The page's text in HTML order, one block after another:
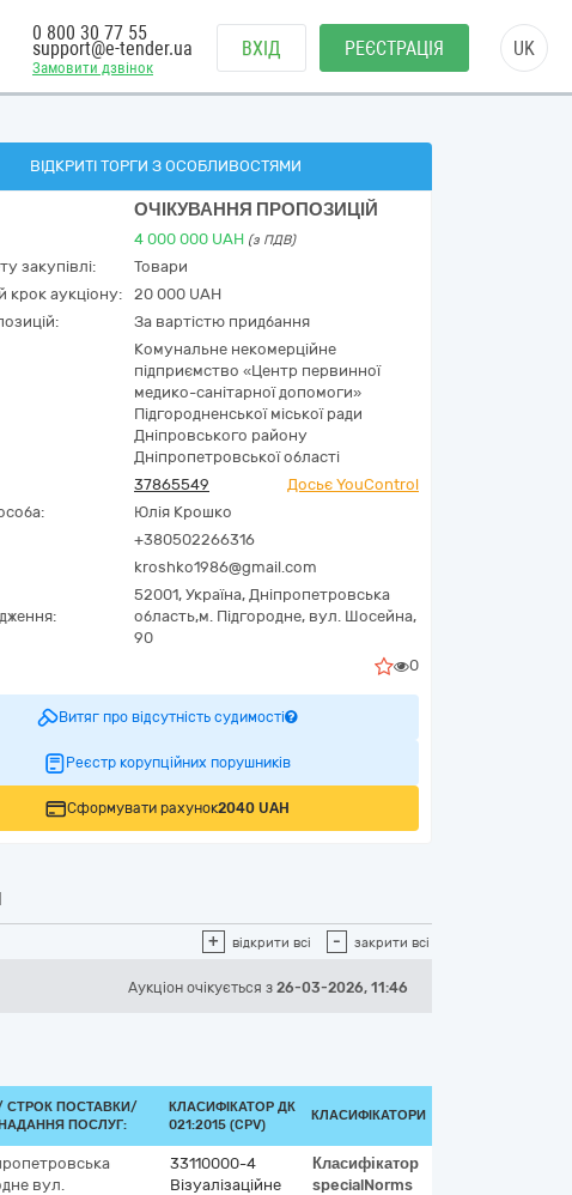
Замовити дзвінок
0 800 30 77 55
support@e-tender.ua ВХІД РЕЄСТРАЦІЯ UK
ВІДКРИТІ ТОРГИ З ОСОБЛИВОСТЯМИ
ОЧІКУВАННЯ ПРОПОЗИЦІЙ
4 000 000 UAH (з ПДВ)
закупівлі:
Товари
крок аукціону:
20 000 UAH
За вартістю придбання
Комунальне некомерційне
підприємство «Центр первинної
медико-санітарної допомоги»
Підгородненської міської ради
Дніпровського району
Дніпропетровської області
37865549
Досьє YouControl
Юлія Крошко
+380502266316
kroshko1986@gmail.com
52001, Україна, Дніпропетровська
область,м. Підгородне, вул. Шосейна,
90
0
Витяг про відсутність судимості
Реєстр корупційних порушників
Сформувати рахунок2040 UAH
+ відкрити всі - закрити всі
Аукціон очікується з 26-03-2026, 11:46
СТРОК ПОСТАВКИ/
ПОСЛУГ:
КЛАСИФІКАТОР ДК
021:2015 (CPV)
КЛАСИФІКАТОРИ
вул.
33110000-4
Візуалізаційне
Класифікатор
specialNorms